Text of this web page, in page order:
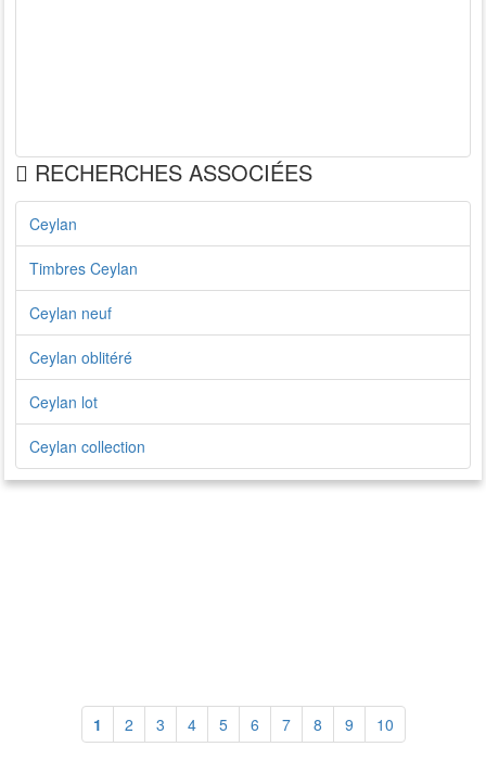
RECHERCHES ASSOCIÉES
Ceylan
Timbres Ceylan
Ceylan neuf
Ceylan oblitéré
Ceylan lot
Ceylan collection
1 2 3 4 5 6 7 8 9 10